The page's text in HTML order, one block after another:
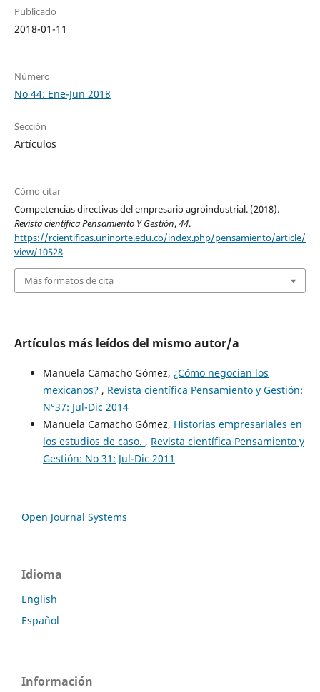
Publicado
2018-01-11
Número
No 44: Ene-Jun 2018
Sección
Artículos
Cómo citar
Competencias directivas del empresario agroindustrial. (2018).
Revista científica Pensamiento Y Gestión,44.
https://rcientificas.uninorte.edu.co/index.php/pensamiento/article/
view/10528
Más formatos de cita
Artículos más leídos del mismo autor/a
Manuela Camacho Gómez, ¿Cómo negocian los
mexicanos? , Revista científica Pensamiento y Gestión:
N°37: Jul-Dic 2014
Manuela Camacho Gómez, Historias empresariales en
los estudios de caso. , Revista científica Pensamiento y
Gestión: No 31: Jul-Dic 2011
Open Journal Systems
Idioma
English
Español
Información